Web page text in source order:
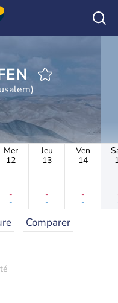
Mer
12
-
-
Jeu
13
-
-
Ven
14
-
-
Comparer